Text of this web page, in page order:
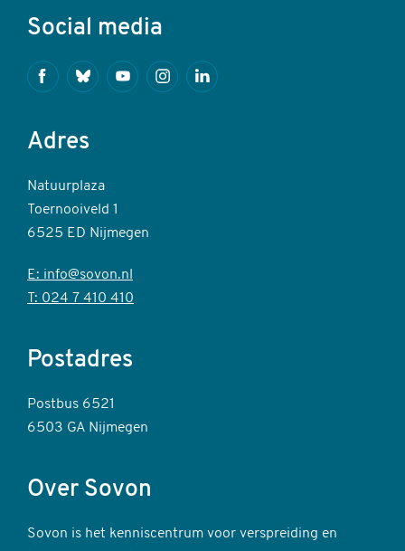
Social media
FacebookBlueskyYoutubeInstagramLinkedin
Adres
Natuurplaza
Toernooiveld 1
6525 ED Nijmegen
E: info@sovon.nl
T: 024 7 410 410
Postadres
Postbus 6521
6503 GA Nijmegen
Over Sovon
Sovon is het kenniscentrum voor verspreiding en